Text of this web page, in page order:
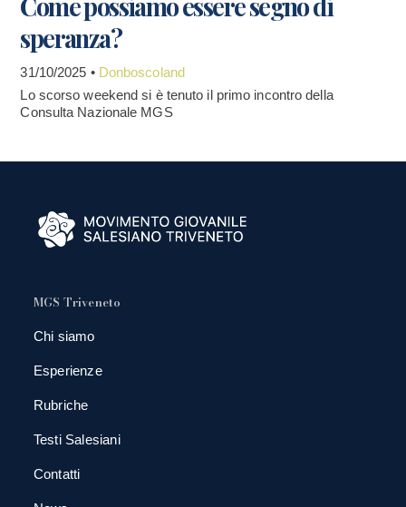
speranza?
31/10/2025 • Donboscoland
Lo scorso weekend si è tenuto il primo incontro della
Consulta Nazionale MGS
MGS Triveneto
Chi siamo
Esperienze
Rubriche
Testi Salesiani
Contatti